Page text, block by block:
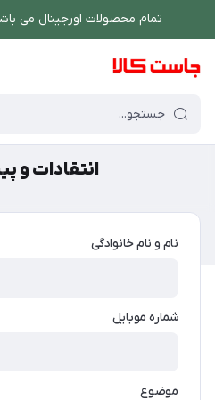
تمام محصولات اورجینال می
فروشگاه اینترنتی جاست کالا
انتقادات و
نام و نام خانوادگی
شماره موبایل
موضوع